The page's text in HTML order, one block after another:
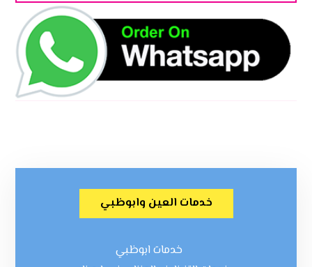
خدمات العين وابوظبي
خدمات ابوظبي